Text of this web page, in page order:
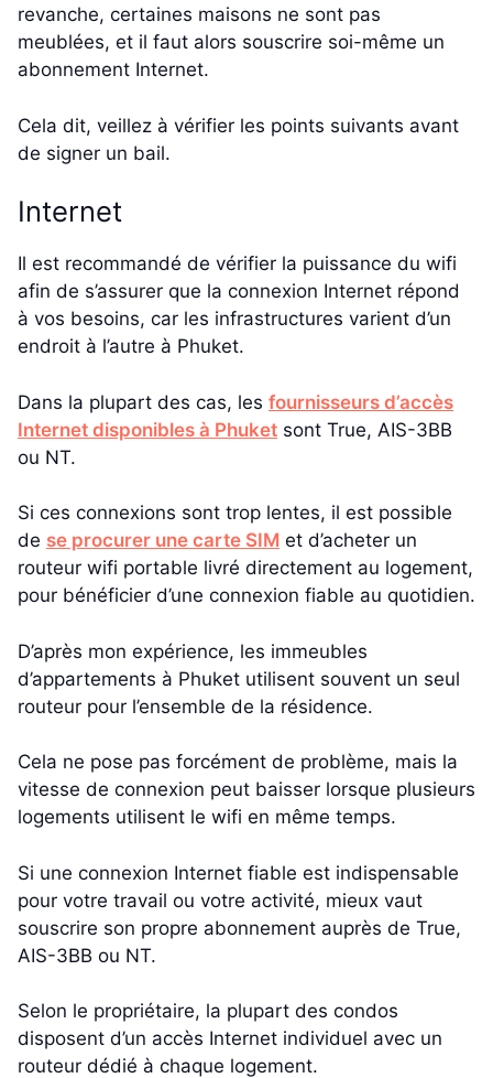
revanche, certaines maisons ne sont pas
meublées, et il faut alors souscrire soi-même un
abonnement Internet.
Cela dit, veillez à vérifier les points suivants avant
de signer un bail.
Internet
Il est recommandé de vérifier la puissance du wifi
afin de s’assurer que la connexion Internet répond
à vos besoins, car les infrastructures varient d’un
endroit à l’autre à Phuket.
Dans la plupart des cas, les fournisseurs d’accès
Internet disponibles à Phuket sont True, AIS-3BB
ou NT.
Si ces connexions sont trop lentes, il est possible
de se procurer une carte SIM et d’acheter un
routeur wifi portable livré directement au logement,
pour bénéficier d’une connexion fiable au quotidien.
D’après mon expérience, les immeubles
d’appartements à Phuket utilisent souvent un seul
routeur pour l’ensemble de la résidence.
Cela ne pose pas forcément de problème, mais la
vitesse de connexion peut baisser lorsque plusieurs
logements utilisent le wifi en même temps.
Si une connexion Internet fiable est indispensable
pour votre travail ou votre activité, mieux vaut
souscrire son propre abonnement auprès de True,
AIS-3BB ou NT.
Selon le propriétaire, la plupart des condos
disposent d’un accès Internet individuel avec un
routeur dédié à chaque logement.